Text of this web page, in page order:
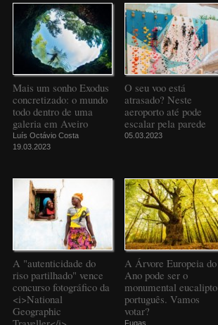
Mais um sonho Exodus
concretizado: o mundo
todo dentro de uma
galeria em Aveiro
Luís Octávio Costa
19.03.2023
O seu voo está
atrasado? Neste
aeroporto até pode
escalar pela parede
05.03.2023
A "autenticidade do
riso partilhado" vence
concurso fotográfico da
<i>National
Geographic
A Árvore Europeia do
Ano pode ser o
monumental eucalipto
português. Vamos
votar?
Fugas